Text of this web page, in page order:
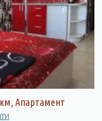
Апартамент